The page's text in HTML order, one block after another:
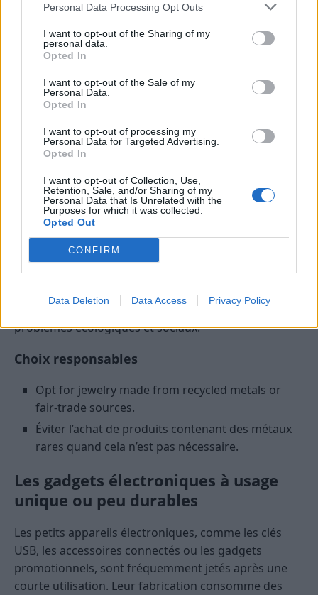
Personal Data Processing Opt Outs
I want to opt-out of the Sharing of my
personal data.
Opted In
I want to opt-out of the Sale of my
Personal Data.
Opted In
I want to opt-out of processing my
Personal Data for Targeted Advertising.
Opted In
I want to opt-out of Collection, Use,
Retention, Sale, and/or Sharing of my
Personal Data that Is Unrelated with the
Purposes for which it was collected.
Opted Out
CONFIRM
Data Deletion Data Access Privacy Policy
production a également un impact environnemental
important.
Options plus respectueuses de
l’environnement
Privilégier des produits en cuir végétal ou en
matériaux naturels.
Rechercher des alternatives durables et éthiques.
Les objets en nickel ou en autres
métaux rares à haute
consommation
Certains bijoux, appareils électroniques ou objets
décoratifs contiennent des métaux rares extraits
dans des conditions souvent peu respectueuses de
l’environnement. Leur extraction pose de graves
problèmes écologiques et sociaux.
Choix responsables
Opt for jewelry made from recycled metals or
fair-trade sources.
Éviter l’achat de produits contenant des métaux
rares quand cela n’est pas nécessaire.
Les gadgets électroniques à usage
unique ou peu durables
Les petits appareils électroniques, comme les clés
USB, les accessoires connectés ou les gadgets
promotionnels, sont fréquemment jetés après une
courte utilisation. Leur fabrication consomme des